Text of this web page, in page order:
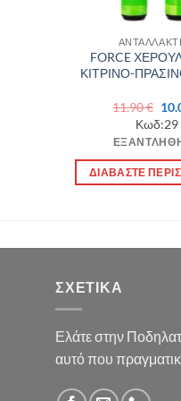
FORCE
ΚΙΤΡΙΝΟ-
11.90€
price
was:
Κωδ:29
ΔΙΑΒΆΣΤΕ
ΣΧΕΤΙΚΆ
Ελάτε στην
αυτό που